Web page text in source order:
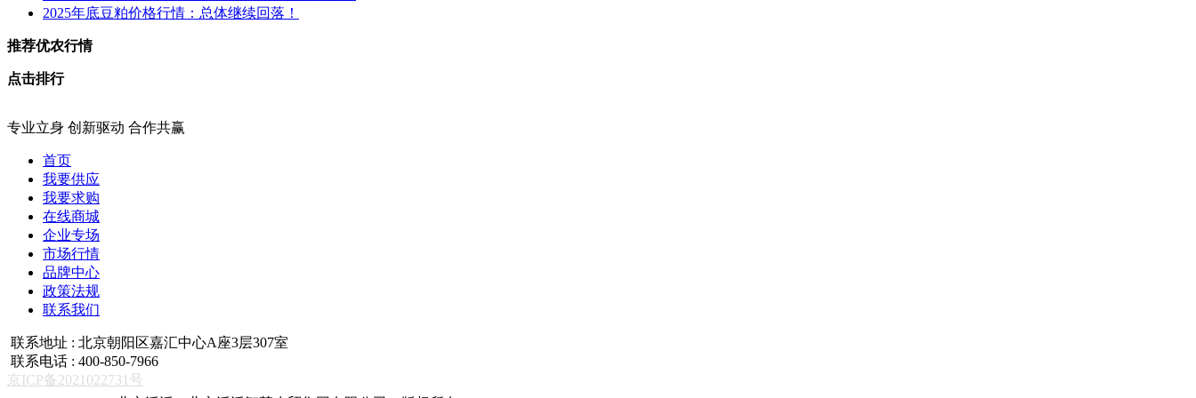
2025年底豆粕价格行情：总体继续回落！
推荐优农行情
点击排行
专业立身 创新驱动 合作共赢
首页
我要供应
我要求购
在线商城
企业专场
市场行情
品牌中心
政策法规
联系我们
联系地址 : 北京朝阳区嘉汇中心A座3层307室
联系电话 : 400-850-7966
京ICP备2021022731号